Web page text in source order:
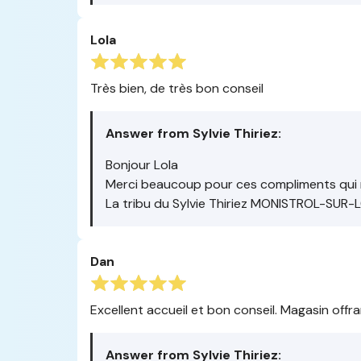
Lola
Très bien, de très bon conseil
Answer from Sylvie Thiriez:
Bonjour Lola
Merci beaucoup pour ces compliments qui
La tribu du Sylvie Thiriez MONISTROL-SUR-
Dan
Excellent accueil et bon conseil. Magasin
Answer from Sylvie Thiriez: